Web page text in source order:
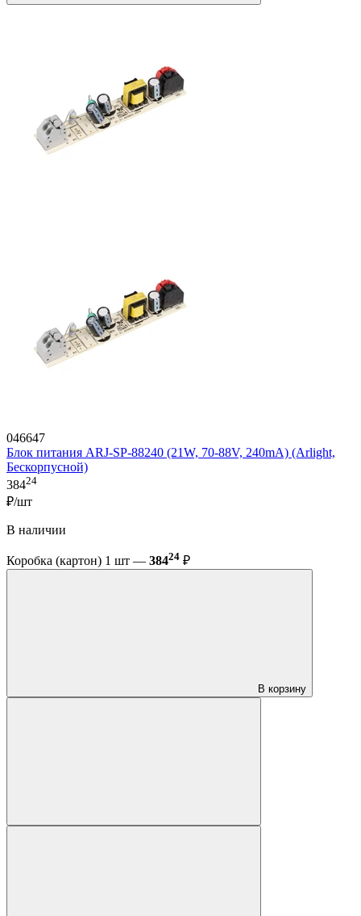
046647
Блок питания ARJ-SP-88240 (21W, 70-88V, 240mA) (Arlight,
Бескорпусной)
38424
₽/шт
В наличии
Коробка (картон) 1 шт — 38424 ₽
В корзину